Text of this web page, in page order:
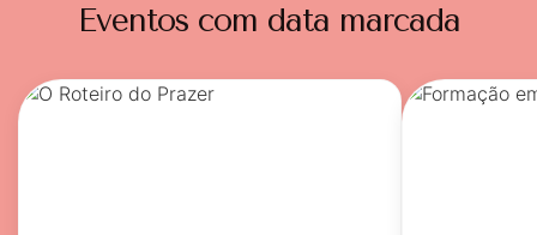
Eventos com data marcada